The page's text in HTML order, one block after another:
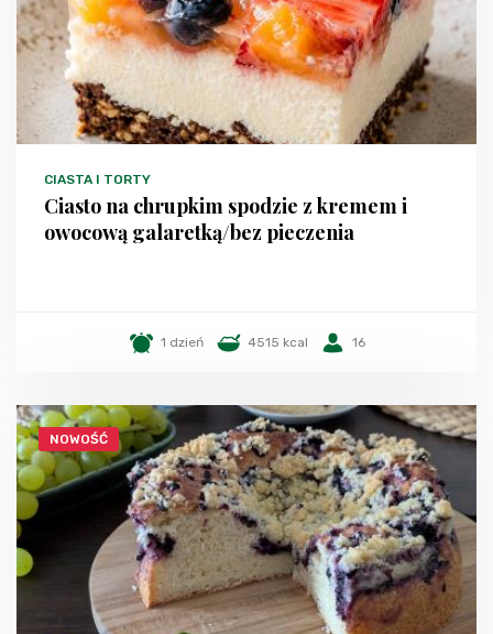
CIASTA I TORTY
Ciasto na chrupkim spodzie z kremem i
owocową galaretką/bez pieczenia
1 dzień 4515 kcal 16
NOWOŚĆ